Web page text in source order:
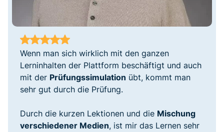
Wenn man sich wirklich mit den ganzen
Lerninhalten der Plattform beschäftigt und auch
mit der Prüfungssimulation übt, kommt man
sehr gut durch die Prüfung.
Durch die kurzen Lektionen und die Mischung
verschiedener Medien, ist mir das Lernen sehr